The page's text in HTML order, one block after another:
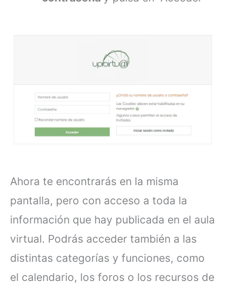
Ahora te encontrarás en la misma
pantalla, pero con acceso a toda la
información que hay publicada en el aula
virtual. Podrás acceder también a las
distintas categorías y funciones, como
el calendario, los foros o los recursos de